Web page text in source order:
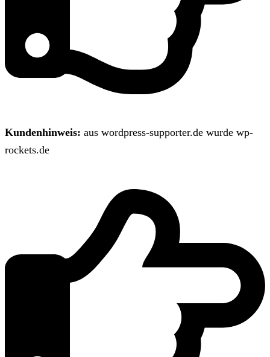
Kundenhinweis: aus wordpress-supporter.de wurde wp-
rockets.de